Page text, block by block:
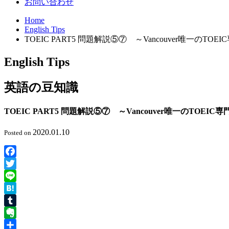
Home
English Tips
TOEIC PART5 問題解説⑤⑦ ～Vancouver唯一のTOEIC
English Tips
英語の豆知識
TOEIC PART5 問題解説⑤⑦ ～Vancouver唯一のTOEIC専
Posted on 2020.01.10
Facebook
Twitter
Line
Hatena
Tumblr
Evernote